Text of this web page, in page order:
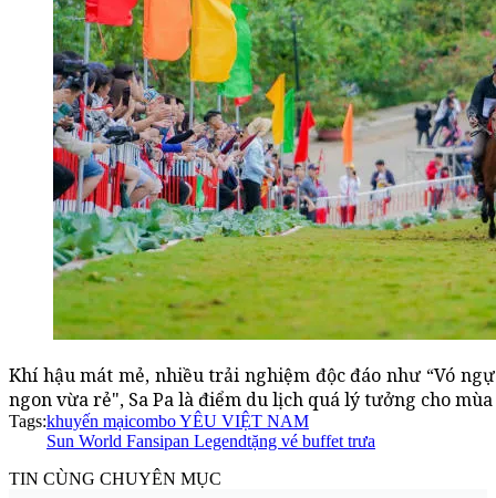
Khí hậu mát mẻ, nhiều trải nghiệm độc đáo như “Vó
ngon vừa rẻ", Sa Pa là điểm du lịch quá lý tưởng cho mùa
Tags:khuyến mạicombo YÊU VIỆT NAM
Sun World Fansipan Legendtặng vé buffet trưa
TIN CÙNG CHUYÊN MỤC